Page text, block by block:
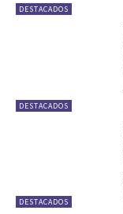
DESTACADOS
DESTACADOS
DESTACADOS